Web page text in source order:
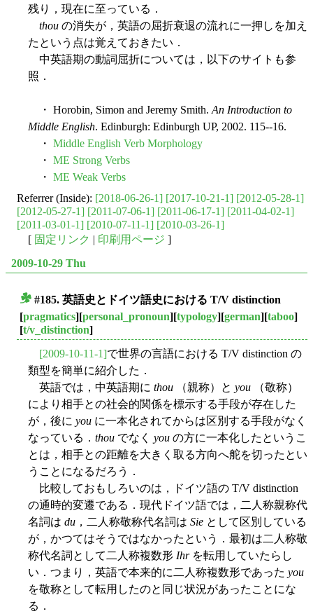
残り，現在に至っている．
thou の消失が，英語の屈折衰退の流れに一押しを加え
たという点は覚えておきたい．
中英語期の動詞屈折については，以下のサイトも参
照．
・ Horobin, Simon and Jeremy Smith. An Introduction to
Middle English. Edinburgh: Edinburgh UP, 2002. 115--16.
・ Middle English Verb Morphology
・ ME Strong Verbs
・ ME Weak Verbs
Referrer (Inside): [2018-06-26-1] [2017-10-21-1] [2012-05-28-1]
[2012-05-27-1] [2011-07-06-1] [2011-06-17-1] [2011-04-02-1]
[2011-03-01-1] [2010-07-11-1] [2010-03-26-1]
[ 固定リンク | 印刷用ページ ]
2009-10-29 Thu
#185. 英語史とドイツ語史における T/V distinction
[pragmatics][personal_pronoun][typology][german][taboo]
[t/v_distinction]
[2009-10-11-1]で世界の言語における T/V distinction の
類型を簡単に紹介した．
英語では，中英語期に thou （親称）と you （敬称）
により相手との社会的関係を標示する手段が存在した
が，後に you に一本化されてからは区別する手段がなく
なっている． thou でなく you の方に一本化したというこ
とは，相手との距離を大きく取る方向へ舵を切ったとい
うことになるだろう．
比較しておもしろいのは，ドイツ語の T/V distinction
の通時的変遷である．現代ドイツ語では，二人称親称代
名詞は du ，二人称敬称代名詞は Sie として区別している
が，かつてはそうではなかったという．最初は二人称敬
称代名詞として二人称複数形 Ihrを転用していたらし
い．つまり，英語で本来的に二人称複数形であった you
を敬称として転用したのと同じ状況があったことにな
る．